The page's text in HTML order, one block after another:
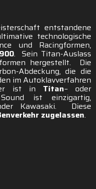
entstandene
technologische
und Racingformen,
. Sein Titan-Auslass
hergestellt. Die
Abdeckung, die die
im Autoklavverfahren
ist in Titan– oder
ist einzigartig,
Kawasaki. Diese
zugelassen.